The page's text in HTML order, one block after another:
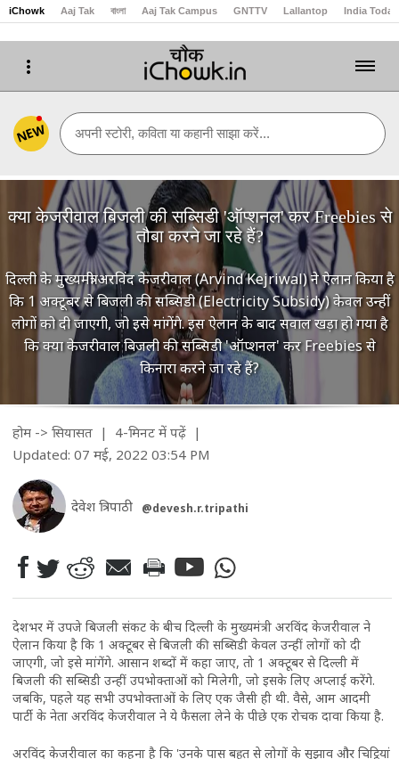
iChowk Aaj Tak বাংলা Aaj Tak Campus GNTTV Lallantop India Today
NEW अपनी स्टोरी, कविता या कहानी साझा करें...
क्या केजरीवाल बिजली की सब्सिडी 'ऑप्शनल' कर Freebies से
तौबा करने जा रहे हैं?
दिल्ली के मुख्यमंत्री अरविंद केजरीवाल (Arvind Kejriwal) ने ऐलान किया है
कि 1 अक्टूबर से बिजली की सब्सिडी (Electricity Subsidy) केवल उन्हीं
लोगों को दी जाएगी, जो इसे मांगेंगे. इस ऐलान के बाद सवाल खड़ा हो गया है
कि क्या केजरीवाल बिजली की सब्सिडी 'ऑप्शनल' कर Freebies से
किनारा करने जा रहे हैं?
होम-> सियासत | 4-मिनट में पढ़ें |
Updated: 07 मई, 2022 03:54 PM
देवेश त्रिपाठी @devesh.r.tripathi
देशभर में उपजे बिजली संकट के बीच दिल्ली के मुख्यमंत्री अरविंद केजरीवाल ने
ऐलान किया है कि 1 अक्टूबर से बिजली की सब्सिडी केवल उन्हीं लोगों को दी
जाएगी, जो इसे मांगेंगे. आसान शब्दों में कहा जाए, तो 1 अक्टूबर से दिल्ली में
बिजली की सब्सिडी उन्हीं उपभोक्ताओं को मिलेगी, जो इसके लिए अप्लाई करेंगे.
जबकि, पहले यह सभी उपभोक्ताओं के लिए एक जैसी ही थी. वैसे, आम आदमी
पार्टी के नेता अरविंद केजरीवाल ने ये फैसला लेने के पीछे एक रोचक दावा किया है.
अरविंद केजरीवाल का कहना है कि 'उनके पास बहुत से लोगों के सुझाव और चिट्ठियां